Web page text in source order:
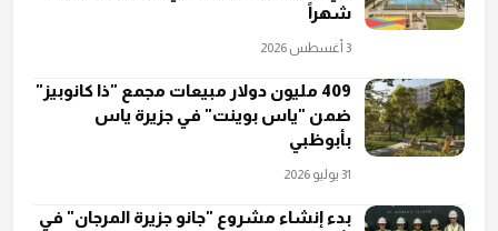
شهراً
3 أغسطس 2026
409 مليون دولار مبيعات مجمع "ذا كانوبيز"
ضمن "ياس بوينت" في جزيرة ياس
بأبوظبي
31 يوليو 2026
بدء إنشاء مشروع "جانو جزيرة المرجان" في